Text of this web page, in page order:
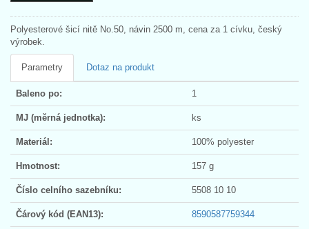
Polyesterové šicí nitě No.50, návin 2500 m, cena za 1 cívku, český
výrobek.
Parametry Dotaz na produkt
Baleno po: 1
MJ (měrná jednotka): ks
Materiál: 100% polyester
Hmotnost: 157 g
Číslo celního sazebníku: 5508 10 10
Čárový kód (EAN13): 8590587759344